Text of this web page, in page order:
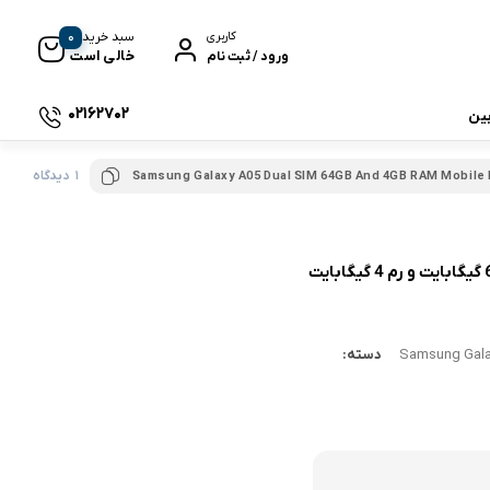
کاربری
ورود / ثبت نام
سبد خرید
خالی است
0
جی بی ال
02162702
Samsung Galaxy A05 Dual SIM 64GB And 4GB RAM 1 دیدگاه
Samsung دسته: